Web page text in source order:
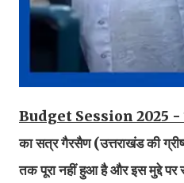
Budget Session 2025 -
का सत्र गैरसैण (उत्तराखंड की
तक पूरा नहीं हुआ है और इस मुद्दे